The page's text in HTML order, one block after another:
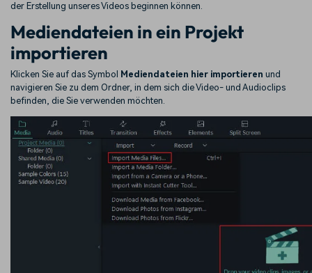
der Erstellung unseres Videos beginnen können.
Mediendateien in ein Projekt
importieren
Klicken Sie auf das Symbol Mediendateien hier importieren und
navigieren Sie zu dem Ordner, in dem sich die Video- und Audioclips
befinden, die Sie verwenden möchten.